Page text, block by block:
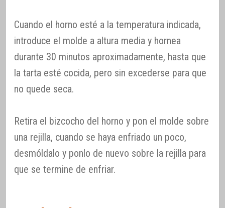
Cuando el horno esté a la temperatura indicada,
introduce el molde a altura media y hornea
durante 30 minutos aproximadamente, hasta que
la tarta esté cocida, pero sin excederse para que
no quede seca.
Retira el bizcocho del horno y pon el molde sobre
una rejilla, cuando se haya enfriado un poco,
desmóldalo y ponlo de nuevo sobre la rejilla para
que se termine de enfriar.